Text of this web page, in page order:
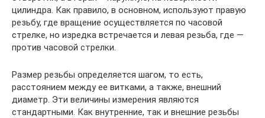
цилиндра. Как правило, в основном, используют правую
резьбу, где вращение осуществляется по часовой
стрелке, но изредка встречается и левая резьба, где —
против часовой стрелки.
Размер резьбы определяется шагом, то есть,
расстоянием между ее витками, а также, внешний
диаметр. Эти величины измерения являются
стандартными. Как внутренние, так и внешние резьбы